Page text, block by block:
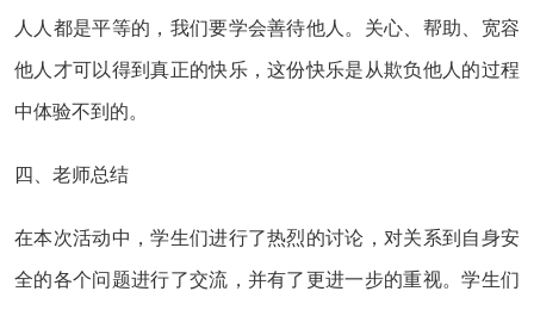
人人都是平等的，我们要学会善待他人。关心、帮助、宽容
他人才可以得到真正的快乐，这份快乐是从欺负他人的过程
中体验不到的。
四、老师总结
在本次活动中，学生们进行了热烈的讨论，对关系到自身安
全的各个问题进行了交流，并有了更进一步的重视。学生们